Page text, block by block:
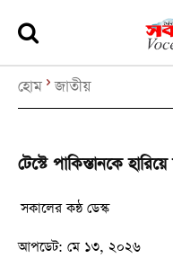
হোম জাতীয়
টেস্টে পাকিস্তানকে
সকালের কন্ঠ ডেস্ক
আপডেট: মে ১৩, ২০২৬